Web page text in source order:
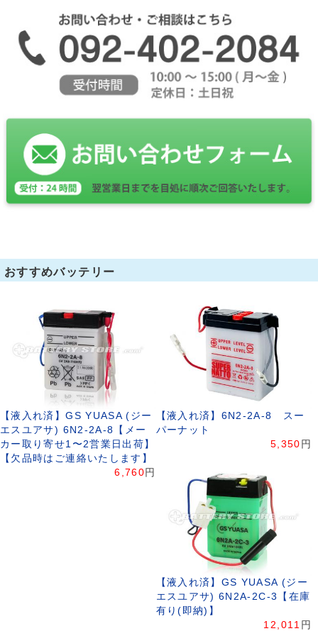
おすすめバッテリー
【液入れ済】GS YUASA (ジー
エスユアサ) 6N2-2A-8【メー
カー取り寄せ1〜2営業日出荷】
【欠品時はご連絡いたします】
6,760 円
【液入れ済】6N2-2A-8 スー
パーナット
5,350 円
【液入れ済】GS YUASA (ジー
エスユアサ) 6N2A-2C-3【在庫
有り(即納)】
12,011 円